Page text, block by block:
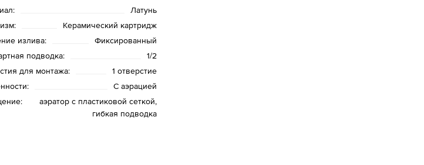
Латунь
Керамический картридж
излива:
Фиксированный
подводка:
1/2
для монтажа:
1 отверстие
С аэрацией
аэратор с пластиковой сеткой,
гибкая подводка